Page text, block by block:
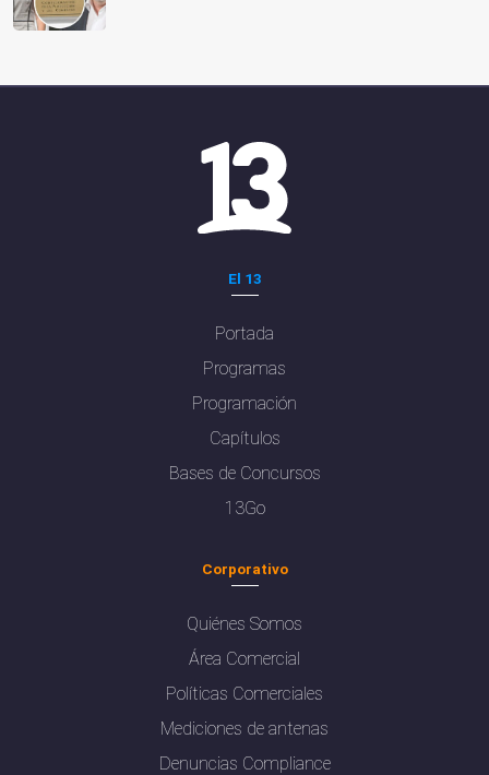
El 13
Portada
Programas
Programación
Capítulos
Bases de Concursos
13Go
Corporativo
Quiénes Somos
Área Comercial
Políticas Comerciales
Mediciones de antenas
Denuncias Compliance